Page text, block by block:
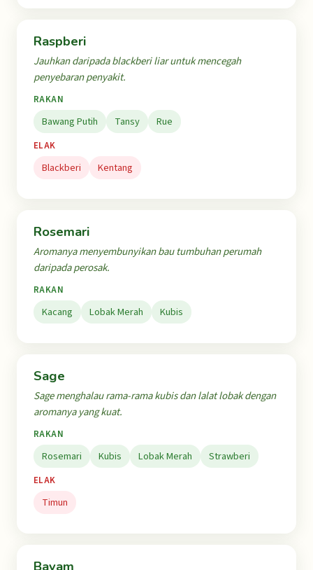
Raspberi
Jauhkan daripada blackberi liar untuk mencegah
penyebaran penyakit.
RAKAN
Bawang Putih Tansy Rue
ELAK
Blackberi Kentang
Rosemari
Aromanya menyembunyikan bau tumbuhan perumah
daripada perosak.
RAKAN
Kacang Lobak Merah Kubis
Sage
Sage menghalau rama-rama kubis dan lalat lobak dengan
aromanya yang kuat.
RAKAN
Rosemari Kubis Lobak Merah Strawberi
ELAK
Timun
Bayam